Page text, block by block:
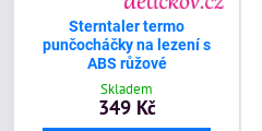
Sterntaler termo
punčocháčky na lezení s
ABS růžové
Skladem
349 Kč